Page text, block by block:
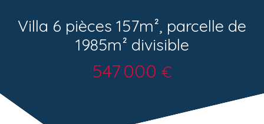
Villa 6 pièces 157m², parcelle de
1985m² divisible
547 000 €